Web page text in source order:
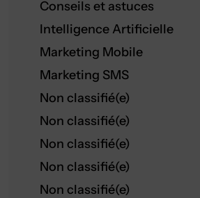
Conseils et astuces
Intelligence Artificielle
Marketing Mobile
Marketing SMS
Non classifié(e)
Non classifié(e)
Non classifié(e)
Non classifié(e)
Non classifié(e)